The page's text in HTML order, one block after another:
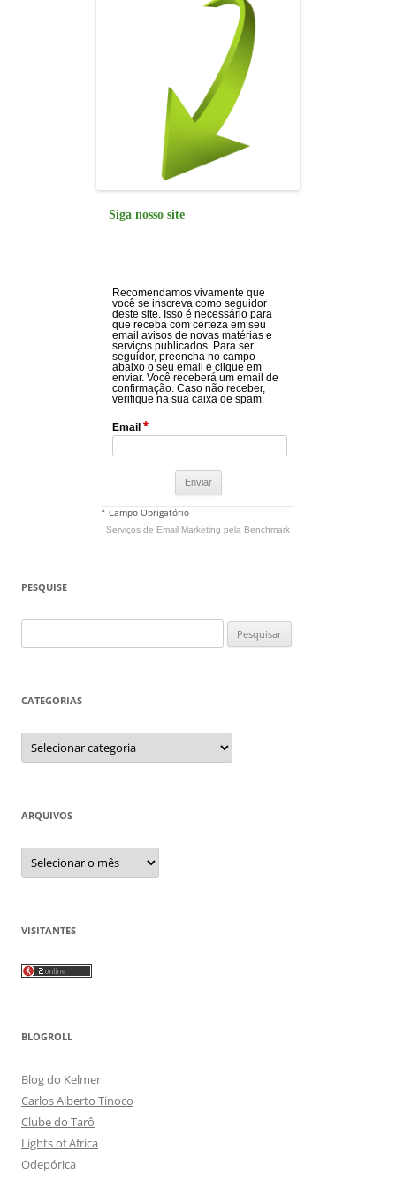
Siga nosso site
Recomendamos vivamente que
você se inscreva como seguidor
deste site. Isso é necessário para
que receba com certeza em seu
email avisos de novas matérias e
serviços publicados. Para ser
seguidor, preencha no campo
abaixo o seu email e clique em
enviar. Você receberá um email de
confirmação. Caso não receber,
verifique na sua caixa de spam.
Email *
* Campo Obrigatório
Serviços de Email Marketing pela Benchmark
PESQUISE
por:
CATEGORIAS
Categorias
ARQUIVOS
Arquivos
VISITANTES
BLOGROLL
Blog do Kelmer
Carlos Alberto Tinoco
Clube do Tarô
Lights of Africa
Odepórica